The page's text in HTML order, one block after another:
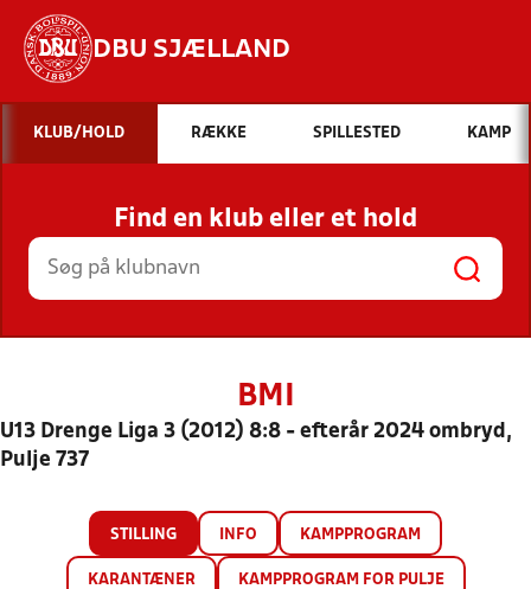
DBU SJÆLLAND
Hvad vil du søge efter?
INDHOLD OG NYHEDER
STILLINGER, RESULTATER, KLUBBER OG
HOLD
KLUB/HOLD RÆKKE SPILLESTED KAMP
Find en klub eller et hold
BMI
U13 Drenge Liga 3 (2012) 8:8 - efterår 2024 ombryd,
Pulje 737
STILLING INFO KAMPPROGRAM
KARANTÆNER KAMPPROGRAM FOR PULJE